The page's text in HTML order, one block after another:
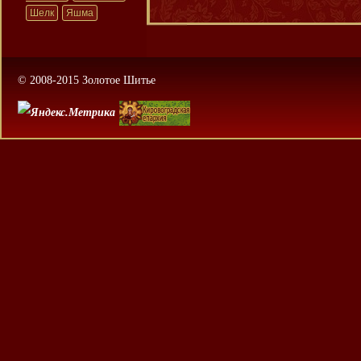
Шелк
Яшма
© 2008-2015 Золотое Шитье